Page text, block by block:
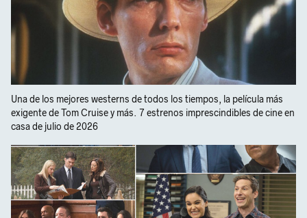
Una de los mejores westerns de todos los tiempos, la película más
exigente de Tom Cruise y más. 7 estrenos imprescindibles de cine en
casa de julio de 2026